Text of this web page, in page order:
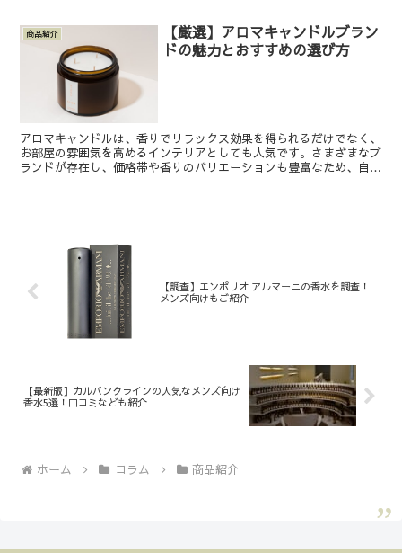
商品紹介
【厳選】アロマキャンドルブラン
ドの魅力とおすすめの選び方
アロマキャンドルは、香りでリラックス効果を得られるだけでなく、
お部屋の雰囲気を高めるインテリアとしても人気です。さまざまなブ
ランドが存在し、価格帯や香りのバリエーションも豊富なため、自分
【調査】エンポリオ アルマーニの香水を調査！
メンズ向けもご紹介
【最新版】カルバンクラインの人気なメンズ向け
香水5選！口コミなども紹介
ホーム コラム 商品紹介